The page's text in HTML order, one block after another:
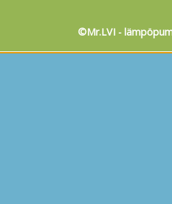
©Mr.LVI -